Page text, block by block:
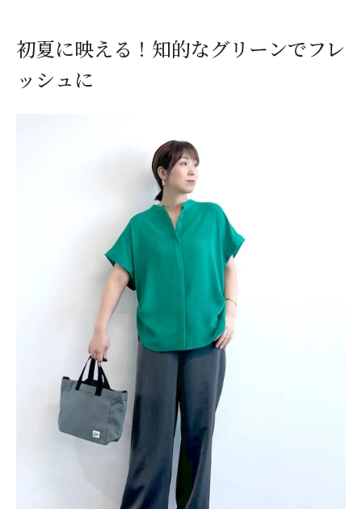
初夏に映える！知的なグリーンでフレ
ッシュに